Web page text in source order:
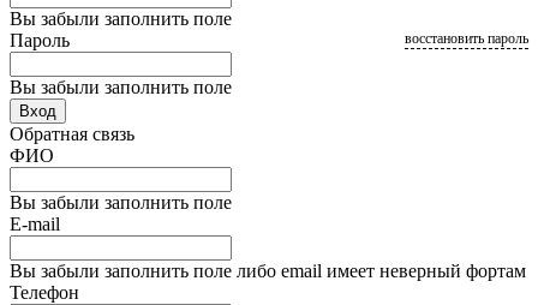
Вы забыли заполнить поле
Пароль
Вы забыли заполнить поле
восстановить пароль
Вход
Обратная связь
ФИО
Вы забыли заполнить поле
E-mail
Вы забыли заполнить поле либо email имеет неверный фортам
Телефон